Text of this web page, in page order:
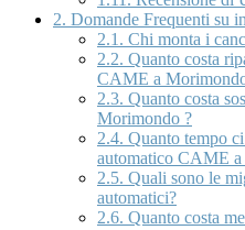
2. Domande Frequenti su
2.1. Chi monta i
2.2. Quanto costa
CAME a
2.3. Quanto costa
Morimondo ?
2.4. Quanto tempo
automatico CAME
2.5. Quali sono le
automatici?
2.6. Quanto costa